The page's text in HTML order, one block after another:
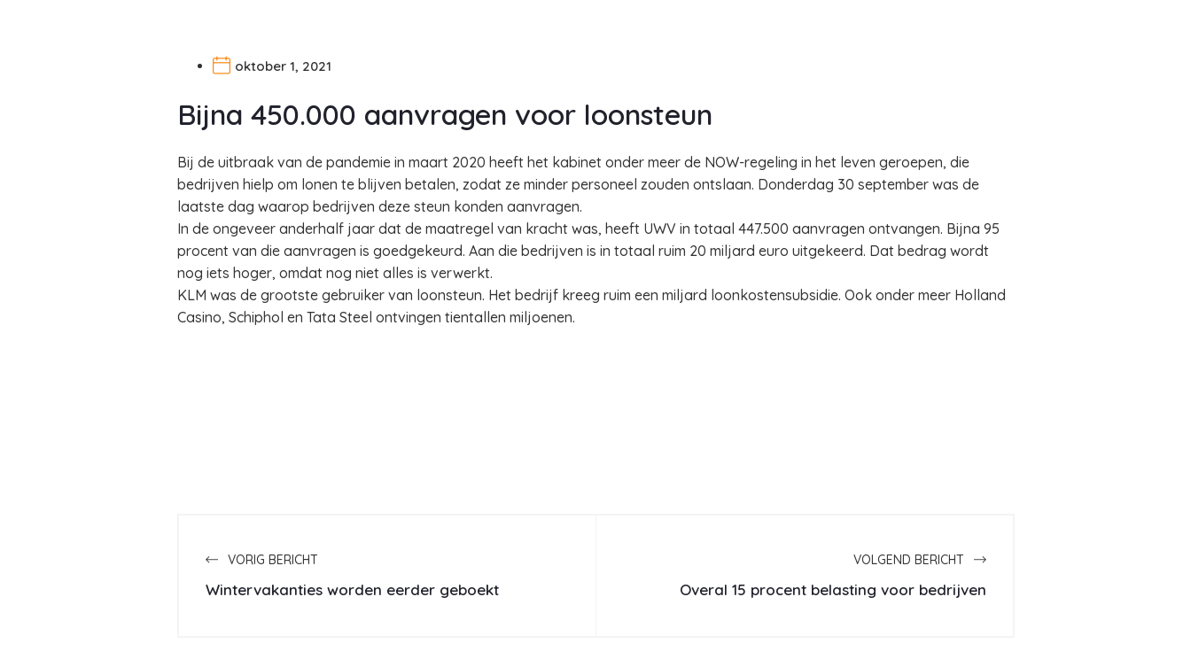
oktober 1, 2021
Bijna 450.000 aanvragen voor loonsteun
Bij de uitbraak van de pandemie in maart 2020 heeft het kabinet onder meer de NOW-regeling in het leven geroepen, die
bedrijven hielp om lonen te blijven betalen, zodat ze minder personeel zouden ontslaan. Donderdag 30 september was de
laatste dag waarop bedrijven deze steun konden aanvragen.
In de ongeveer anderhalf jaar dat de maatregel van kracht was, heeft UWV in totaal 447.500 aanvragen ontvangen. Bijna 95
procent van die aanvragen is goedgekeurd. Aan die bedrijven is in totaal ruim 20 miljard euro uitgekeerd. Dat bedrag wordt
nog iets hoger, omdat nog niet alles is verwerkt.
KLM was de grootste gebruiker van loonsteun. Het bedrijf kreeg ruim een miljard loonkostensubsidie. Ook onder meer Holland
Casino, Schiphol en Tata Steel ontvingen tientallen miljoenen.
VORIG BERICHT
Wintervakanties worden eerder geboekt
VOLGEND BERICHT
Overal 15 procent belasting voor bedrijven